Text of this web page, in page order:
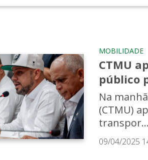
MOBILIDADE
CTMU
público
Na
(CTMU)
transpor...
09/04/2025